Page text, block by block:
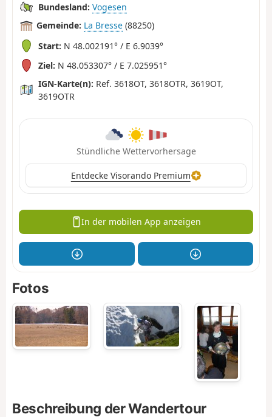
Bundesland: Vogesen
Gemeinde: La Bresse (88250)
Start: N 48.002191° / E 6.9039°
Ziel: N 48.053307° / E 7.025951°
IGN-Karte(n): Ref. 3618OT, 3618OTR, 3619OT,
3619OTR
Stündliche Wettervorhersage
Entdecke Visorando Premium
In der mobilen App anzeigen
Fotos
Beschreibung der Wandertour